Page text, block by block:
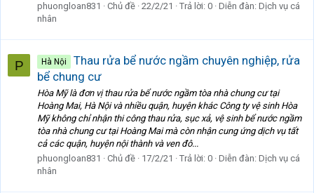
phuongloan831
Chủ đề 22/2/21 Trả lời: 0 Diễn đàn: Dịch vụ cá
nhân
P Hà Nội
Thau rửa bể nước ngầm chuyên nghiệp, rửa
bể chung cư
Hòa Mỹ là đơn vị thau rửa bể nước ngầm tòa nhà chung cư tại
Hoàng Mai, Hà Nội và nhiều quận, huyện khác Công ty vệ sinh Hòa
Mỹ không chỉ nhận thi công thau rửa, sục xả, vệ sinh bể nước ngầm
tòa nhà chung cư tại Hoàng Mai mà còn nhận cung ứng dịch vụ tất
cả các quận, huyện nội thành và ven đô...
phuongloan831
Chủ đề 17/2/21 Trả lời: 0 Diễn đàn: Dịch vụ cá
nhân